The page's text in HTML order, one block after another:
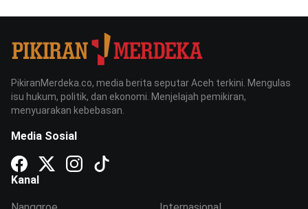
PikiranMerdeka.co, media berita seputar Aceh terkini. Mengulas
isu hukum, politik, dan ekonomi. Menjelajah pemikiran,
menyuarakan kebebasan.
Media Sosial
Kanal